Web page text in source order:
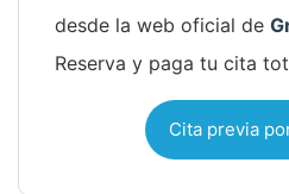
desde la web oficial de
Reserva y paga tu cita
Cita previa